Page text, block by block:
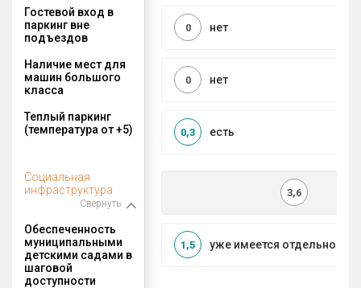
Гостевой вход в
паркинг вне
подъездов
нет
0
Наличие мест для
машин большого
класса
нет
0
Теплый паркинг
(температура от +5)
есть
0,3
Социальная
инфраструктура
Свернуть
3,6
Обеспеченность
муниципальными
детскими садами в
шаговой
доступности
уже имеется
1,5